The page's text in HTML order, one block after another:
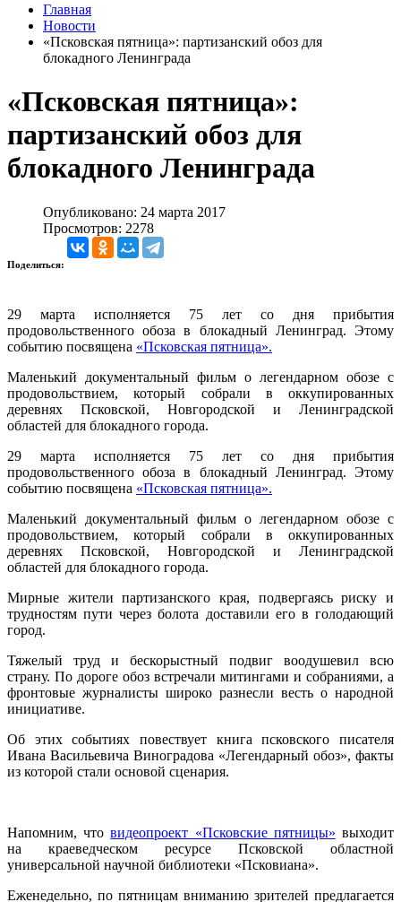
Главная
Новости
«Псковская пятница»: партизанский обоз для
блокадного Ленинграда
«Псковская пятница»:
партизанский обоз для
блокадного Ленинграда
Опубликовано: 24 марта 2017
Просмотров: 2278
Поделиться:
29 марта исполняется 75 лет со дня прибытия
продовольственного обоза в блокадный Ленинград. Этому
событию посвящена «Псковская пятница».
Маленький документальный фильм о легендарном обозе с
продовольствием, который собрали в оккупированных
деревнях Псковской, Новгородской и Ленинградской
областей для блокадного города.
29 марта исполняется 75 лет со дня прибытия
продовольственного обоза в блокадный Ленинград. Этому
событию посвящена «Псковская пятница».
Маленький документальный фильм о легендарном обозе с
продовольствием, который собрали в оккупированных
деревнях Псковской, Новгородской и Ленинградской
областей для блокадного города.
Мирные жители партизанского края, подвергаясь риску и
трудностям пути через болота доставили его в голодающий
город.
Тяжелый труд и бескорыстный подвиг воодушевил всю
страну. По дороге обоз встречали митингами и собраниями, а
фронтовые журналисты широко разнесли весть о народной
инициативе.
Об этих событиях повествует книга псковского писателя
Ивана Васильевича Виноградова «Легендарный обоз», факты
из которой стали основой сценария.
Напомним, чтовидеопроект «Псковские пятницы» выходит
на краеведческом ресурсе Псковской областной
универсальной научной библиотеки «Псковиана».
Еженедельно, по пятницам вниманию зрителей предлагается